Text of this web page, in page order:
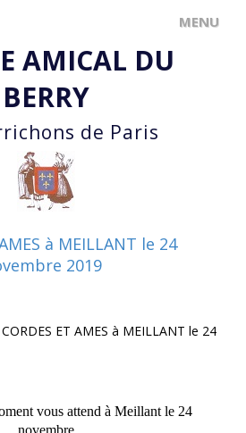
AMICAL DU
BERRY
de Paris
à MEILLANT le 24
2019
ET AMES à MEILLANT le 24
vous attend à Meillant le 24
novembre